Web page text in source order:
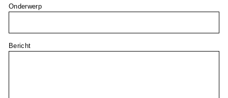
Onderwerp
Bericht